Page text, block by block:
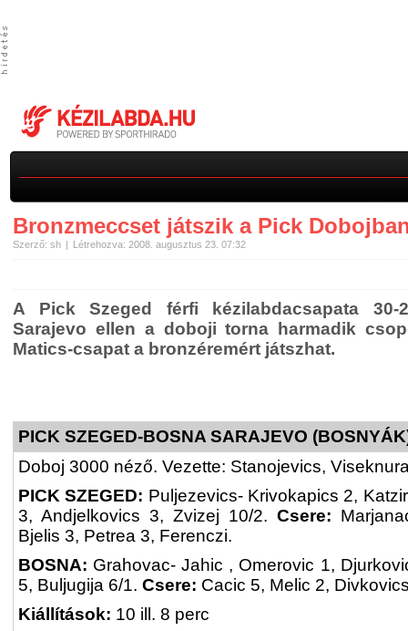
Bronzmeccset játszik a Pick
Szerző: sh Létrehozva: 2008. augusztus 23. 07:32
A Pick Szeged férfi kézilabdacsapata
Sarajevo ellen a doboji torna harmadik
Matics-csapat a bronzéremért játszhat.
PICK SZEGED-BOSNA SARAJEVO
Doboj 3000 néző. Vezette: Stanojevics,
PICK SZEGED: Puljezevics- Krivokapics 2,
3, Andjelkovics 3, Zvizej 10/2. Csere:
Bjelis 3, Petrea 3, Ferenczi.
BOSNA: Grahovac- Jahic , Omerovic 1,
5, Buljugija 6/1. Csere: Cacic 5, Melic 2,
Kiállítások: 10 ill. 8 perc